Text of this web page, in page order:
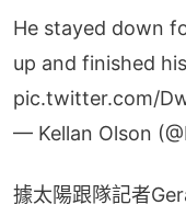
He stayed down
up and finished
pic.twitter.com/
— Kellan Olson
據太陽跟隊記者